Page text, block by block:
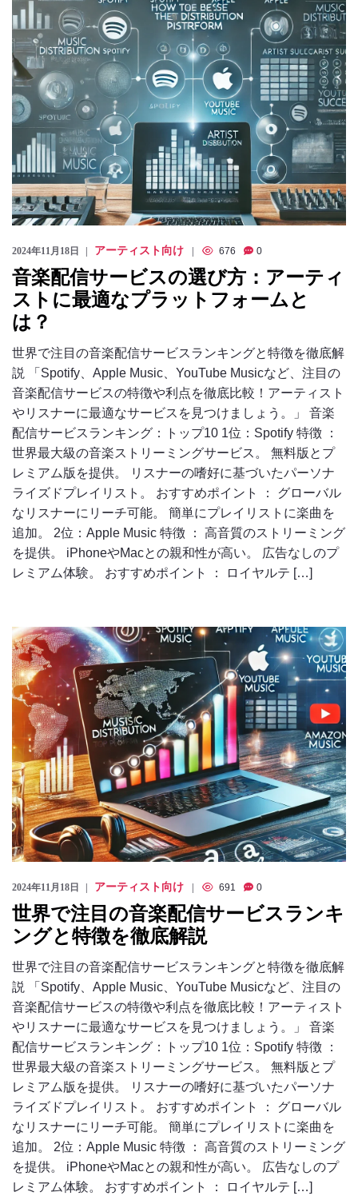
2024年11月18日 アーティスト向け 676 0
音楽配信サービスの選び方：アーティ
ストに最適なプラットフォームと
は？
世界で注目の音楽配信サービスランキングと特徴を徹底解
説 「Spotify、Apple Music、YouTube Musicなど、注目の
音楽配信サービスの特徴や利点を徹底比較！アーティスト
やリスナーに最適なサービスを見つけましょう。」 音楽
配信サービスランキング：トップ10 1位：Spotify 特徴 ：
世界最大級の音楽ストリーミングサービス。 無料版とプ
レミアム版を提供。 リスナーの嗜好に基づいたパーソナ
ライズドプレイリスト。 おすすめポイント ： グローバル
なリスナーにリーチ可能。 簡単にプレイリストに楽曲を
追加。 2位：Apple Music 特徴 ： 高音質のストリーミング
を提供。 iPhoneやMacとの親和性が高い。 広告なしのプ
レミアム体験。 おすすめポイント ： ロイヤルテ […]
2024年11月18日 アーティスト向け 691 0
世界で注目の音楽配信サービスランキ
ングと特徴を徹底解説
世界で注目の音楽配信サービスランキングと特徴を徹底解
説 「Spotify、Apple Music、YouTube Musicなど、注目の
音楽配信サービスの特徴や利点を徹底比較！アーティスト
やリスナーに最適なサービスを見つけましょう。」 音楽
配信サービスランキング：トップ10 1位：Spotify 特徴 ：
世界最大級の音楽ストリーミングサービス。 無料版とプ
レミアム版を提供。 リスナーの嗜好に基づいたパーソナ
ライズドプレイリスト。 おすすめポイント ： グローバル
なリスナーにリーチ可能。 簡単にプレイリストに楽曲を
追加。 2位：Apple Music 特徴 ： 高音質のストリーミング
を提供。 iPhoneやMacとの親和性が高い。 広告なしのプ
レミアム体験。 おすすめポイント ： ロイヤルテ […]